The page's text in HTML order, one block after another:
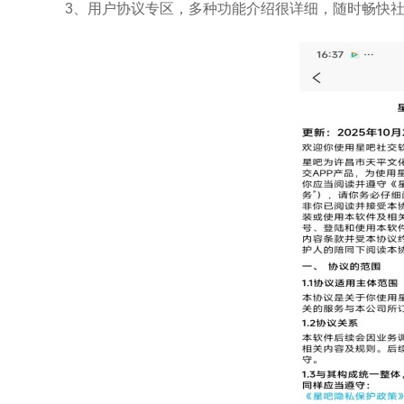
3、用户协议专区，多种功能介绍很详细，随时畅快